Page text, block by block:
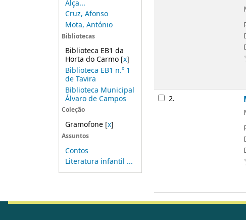
Alça...
Cruz, Afonso
Mota, António
Bibliotecas
Biblioteca EB1 da
Horta do Carmo[x]
Biblioteca EB1 n.º 1
de Tavira
Biblioteca Municipal
Álvaro de Campos
Coleção
Gramofone[x]
Assuntos
Contos
Literatura infantil ...
2.